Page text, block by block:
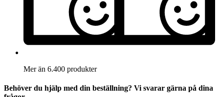
Mer än 6.400 produkter
Behöver du hjälp med din beställning? Vi svarar gärna på dina